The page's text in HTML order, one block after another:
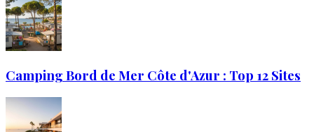
Camping Bord de Mer Côte d'Azur : Top 12 Sites